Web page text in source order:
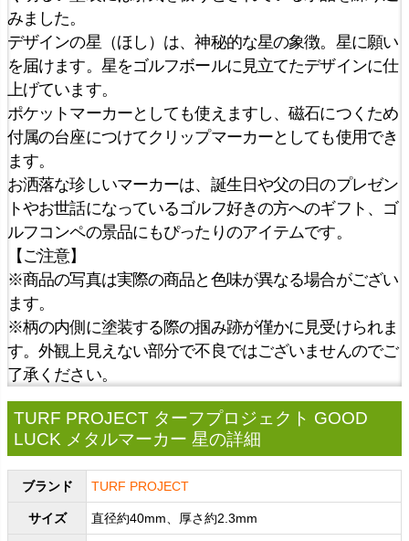
みました。
デザインの星（ほし）は、神秘的な星の象徴。星に願い
を届けます。星をゴルフボールに見立てたデザインに仕
上げています。
ポケットマーカーとしても使えますし、磁石につくため
付属の台座につけてクリップマーカーとしても使用でき
ます。
お洒落な珍しいマーカーは、誕生日や父の日のプレゼン
トやお世話になっているゴルフ好きの方へのギフト、ゴ
ルフコンペの景品にもぴったりのアイテムです。
【ご注意】
※商品の写真は実際の商品と色味が異なる場合がござい
ます。
※柄の内側に塗装する際の掴み跡が僅かに見受けられま
す。外観上見えない部分で不良ではございませんのでご
了承ください。
TURF PROJECT ターフプロジェクト GOOD
LUCK メタルマーカー 星の詳細
ブランド TURF PROJECT
サイズ 直径約40mm、厚さ約2.3mm